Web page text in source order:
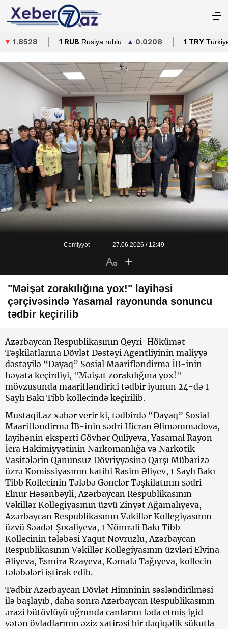
rublu 0.0208 1 TRY Türkiyə lirəsi 0.2616
Cəmiyyət 27.06.2026 / 12:49
"Məişət zorakılığına yox!" layihəsi
çərçivəsində Yasamal rayonunda sonuncu
tədbir keçirilib
Azərbaycan Respublikasının Qeyri-Hökümət
Təşkilatlarına Dövlət Dəstəyi Agentliyinin maliyyə
dəstəyilə “Dayaq” Sosial Maarifləndirmə İB-inin
həyata keçirdiyi, "Məişət zorakılığına yox!"
mövzusunda maarifləndirici tədbir iyunun 24-də 1
Saylı Bakı Tibb kollecində keçirilib.
Mustaqil.az xəbər verir ki, tədbirdə “Dayaq” Sosial
Maarifləndirmə İB-inin sədri Hicran Əliməmmədova,
layihənin eksperti Gövhər Quliyeva, Yasamal Rayon
İcra Hakimiyyətinin Narkomanlığa və Narkotik
Vasitələrin Qanunsuz Dövriyyəsinə Qarşı Mübarizə
üzrə Komissiyasının katibi Rasim Əliyev, 1 Saylı Bakı
Tibb Kollecinin Tələbə Gənclər Təşkilatının sədri
Elnur Həsənbəyli, Azərbaycan Respublikasının
Vəkillər Kollegiyasının üzvü Zinyət Ağamalıyeva,
Azərbaycan Respublikasının Vəkillər Kollegiyasının
üzvü Səadət Şıxaliyeva, 1 Nömrəli Bakı Tibb
Kollecinin tələbəsi Yaqut Novruzlu, Azərbaycan
Respublikasının Vəkillər Kollegiyasının üzvləri Elvina
Əliyeva, Esmira Rzayeva, Kəmalə Tağıyeva, kollecin
tələbələri iştirak edib.
Tədbir Azərbaycan Dövlət Himninin səsləndirilməsi
ilə başlayıb, daha sonra Azərbaycan Respublikasının
ərazi bütövlüyü uğrunda canlarını fəda etmiş igid
vətən övladlarının əziz xatirəsi bir dəqiqəlik sükutla